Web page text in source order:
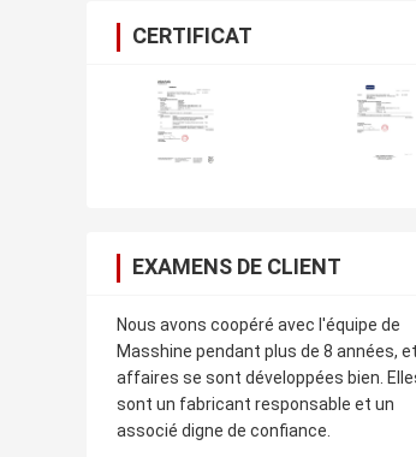
CERTIFICAT
EXAMENS DE CLIENT
Nous avons coopéré avec l'équipe de
Masshine pendant plus de 8 années,
affaires se sont développées bien.
sont un fabricant responsable et un
associé digne de confiance.